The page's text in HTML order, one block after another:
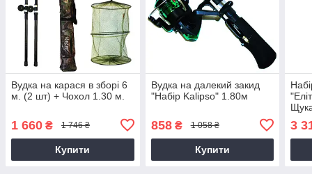
Вудка на карася в зборі 6
м. (2 шт) + Чохол 1.30 м.
1 660 ₴ 1 746 ₴
Купити
Вудка на далекий закид
"Набір Kalipso" 1.80м
858₴ 1 058 ₴
Купити
3